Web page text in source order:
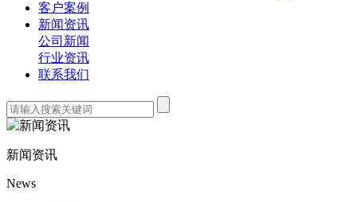
客户案例
新闻资讯
公司新闻
行业资讯
联系我们
新闻资讯
News